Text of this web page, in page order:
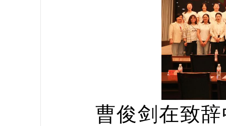
曹俊剑在致辞